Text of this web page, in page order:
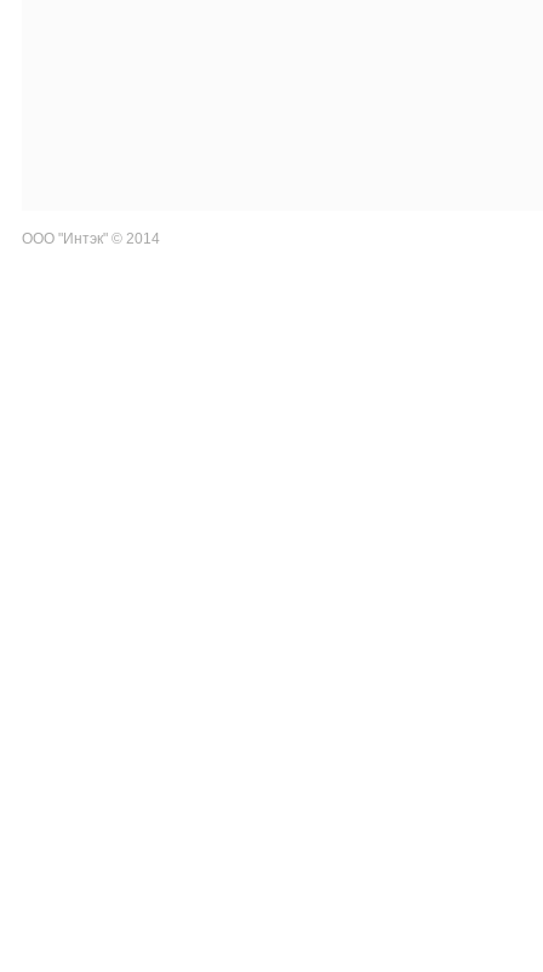
ООО "Интэк" © 2014